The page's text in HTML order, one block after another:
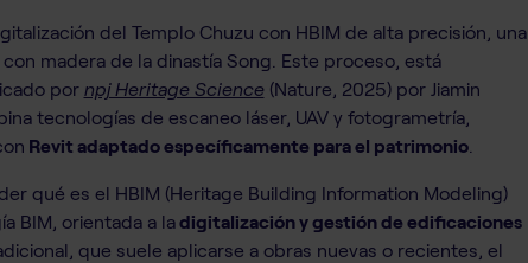
del Templo Chuzu con HBIM de alta precisión, una
madera de la dinastía Song. Este proceso, está
por npj Heritage Science (Nature, 2025) por Jiamin
tecnologías de escaneo láser, UAV y fotogrametría,
Revit adaptado específicamente para el patrimonio.
qué es el HBIM (Heritage Building Information Modeling)
BIM, orientada a ladigitalización y gestión de edificaciones
que suele aplicarse a obras nuevas o recientes, el